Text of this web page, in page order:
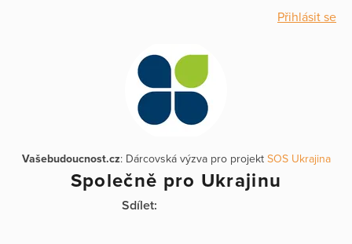
Přihlásit se
Vašebudoucnost.cz: Dárcovská výzva pro projekt SOS Ukrajina
Společně pro Ukrajinu
Sdílet: